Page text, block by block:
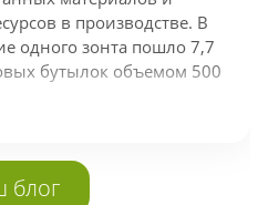
в производстве. В
одного зонта пошло 7,7
бутылок объемом 500
блог